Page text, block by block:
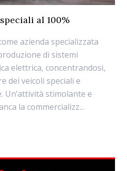
al 100%
azienda specializzata
di sistemi
elettrica, concentrandosi,
dei veicoli speciali e
Un’attività stimolante e
la commercializz...